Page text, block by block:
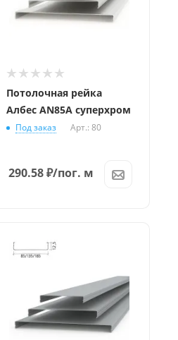
Потолочная рейка
Албес AN85A суперхром
Под заказ Арт.: 80
290.58₽/пог. м